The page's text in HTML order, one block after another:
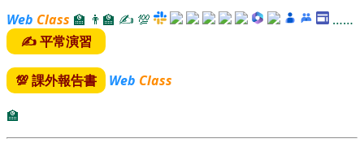
Web Class 🏫 👨‍🏫 ✍ 💯
……
✍ 平常演習
💯 課外報告書 Web Class
🏫